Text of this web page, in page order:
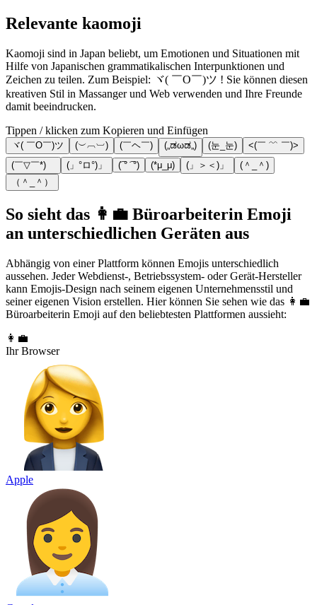
Relevante kaomoji
Kaomoji sind in Japan beliebt, um Emotionen und Situationen mit
Hilfe von Japanischen grammatikalischen Interpunktionen und
Zeichen zu teilen. Zum Beispiel: ヾ( ￣O￣)ツ ! Sie können diesen
kreativen Stil in Massanger und Web verwenden und Ihre Freunde
damit beeindrucken.
Tippen / klicken zum Kopieren und Einfügen
ヾ( ￣O￣)ツ (︶︹︺) (￣ヘ￣) („ಡωಡ„) (눈_눈)
<(￣ ﹌ ￣)>
(￣▽￣*)ゞ
(」°ロ°)」 (͡ ° ͡ °) (*μ_μ) (」＞＜)」
(＾_＾)
（＾_＾）
So sieht das 👩‍💼 Büroarbeiterin Emoji
an unterschiedlichen Geräten aus
Abhängig von einer Plattform können Emojis unterschiedlich
aussehen. Jeder Webdienst-, Betriebssystem- oder Gerät-Hersteller
kann Emojis-Design nach seinem eigenen Unternehmensstil und
seiner eigenen Vision erstellen. Hier können Sie sehen wie das 👩‍💼
Büroarbeiterin Emoji auf den beliebtesten Plattformen aussieht:
👩‍💼
Ihr Browser
Apple